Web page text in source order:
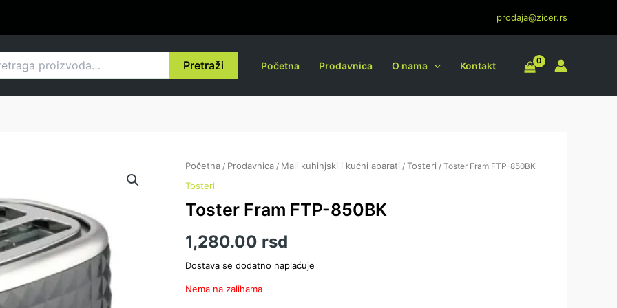
prodaja@zicer.rs
Pretraži Početna Prodavnica O nama Kontakt
Početna/ Prodavnica/ Mali kuhinjski i kućni aparati / Tosteri / Toster Fram FTP-850BK
Tosteri
Toster Fram FTP-850BK
1,280.00 rsd
Dostava se dodatno naplaćuje
Nema na zalihama